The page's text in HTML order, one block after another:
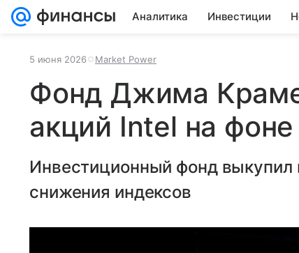
Аналитика Инвестиции
5 июня 2026 Market Power
Фонд Джима
акций Intel на
Инвестиционный фонд выкупил
снижения индексов